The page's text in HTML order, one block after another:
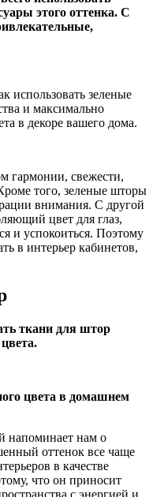
этого оттенка. С
использовать зеленые
и максимально
в декоре вашего дома.
гармонии, свежести,
того, зеленые шторы
внимания. С другой
цвет для глаз,
и успокоиться. Поэтому
в интерьер кабинетов,
ткани для штор
цвета в домашнем
напоминает нам о
оттенок все чаще
в качестве
что он приносит
с энергией и